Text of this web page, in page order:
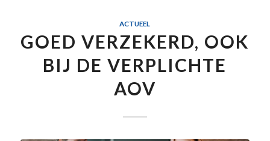
ACTUEEL
GOED VERZEKERD, OOK
BIJ DE VERPLICHTE
AOV